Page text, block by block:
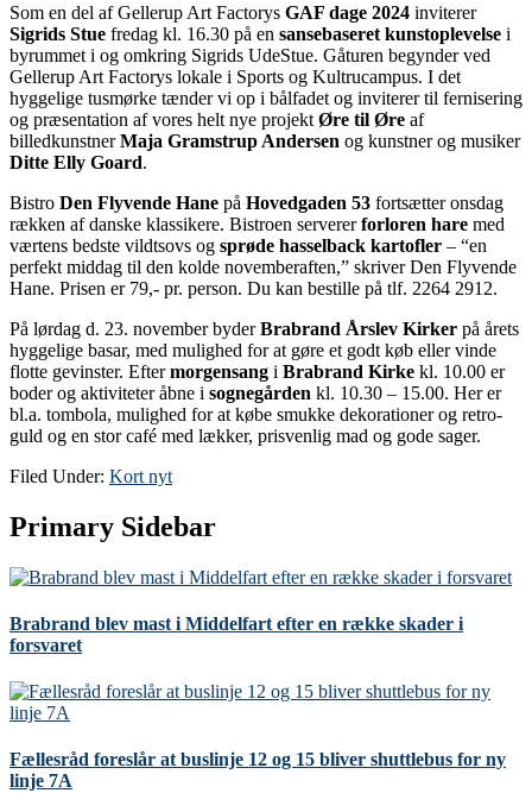
Som en del af Gellerup Art Factorys GAF dage 2024 inviterer
Sigrids Stue fredag kl. 16.30 på en sansebaseret kunstoplevelse i
byrummet i og omkring Sigrids UdeStue. Gåturen begynder ved
Gellerup Art Factorys lokale i Sports og Kultrucampus. I det
hyggelige tusmørke tænder vi op i bålfadet og inviterer til fernisering
og præsentation af vores helt nye projekt Øre til Øre af
billedkunstnerMaja Gramstrup Andersen og kunstner og musiker
Ditte Elly Goard.
Bistro Den Flyvende Hane på Hovedgaden 53 fortsætter onsdag
rækken af danske klassikere. Bistroen servererforloren hare med
værtens bedste vildtsovs og sprøde hasselback kartofler – “en
perfekt middag til den kolde novemberaften,” skriver Den Flyvende
Hane. Prisen er 79,- pr. person. Du kan bestille på tlf. 2264 2912.
På lørdag d. 23. november byderBrabrand Årslev Kirker på årets
hyggelige basar, med mulighed for at gøre et godt køb eller vinde
flotte gevinster. Eftermorgensang i Brabrand Kirke kl. 10.00 er
boder og aktiviteter åbne i sognegården kl. 10.30 – 15.00. Her er
bl.a. tombola, mulighed for at købe smukke dekorationer og retro-
guld og en stor café med lækker, prisvenlig mad og gode sager.
Filed Under: Kort nyt
Primary Sidebar
Brabrand blev mast i Middelfart efter en række skader i
forsvaret
Fællesråd foreslår at buslinje 12 og 15 bliver shuttlebus for ny
linje 7A